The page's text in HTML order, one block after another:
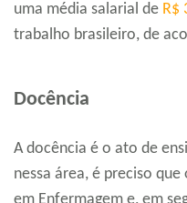
uma média salarial de R$
trabalho brasileiro, de
Docência
A docência é o ato de
nessa área, é preciso